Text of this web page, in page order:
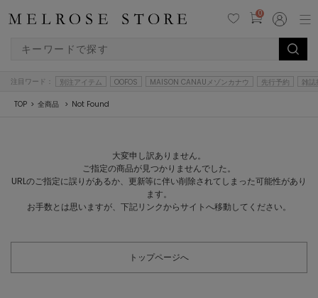
0
注目ワード： 別注アイテム OOFOS MAISON CANAUメゾンカナウ 先行予約 雑誌
TOP 全商品 Not Found
大変申し訳ありません。
ご指定の商品が見つかりませんでした。
URLのご指定に誤りがあるか、更新等に伴い削除されてしまった可能性があり
ます。
お手数とは思いますが、下記リンクからサイトへ移動してください。
トップページへ